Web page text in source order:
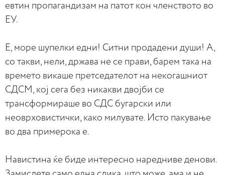
евтин пропагандизам на патот кон членството во
ЕУ.
Е, море шупелки едни! Ситни продадени души! А,
со такви, нели, држава не се прави, барем така на
времето викаше претседателот на некогашниот
СДСМ, кој сега без никакви двојби се
трансформираше во СДС бугарски или
неоврховистички, како милувате. Исто пакување
во два примерока е.
Навистина ќе биде интересно наредниве денови.